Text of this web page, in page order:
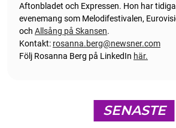
Aftonbladet och Expressen. Hon har
evenemang som Melodifestivalen,
och Allsång på Skansen.
Kontakt: rosanna.berg@newsner.com
Följ Rosanna Berg på LinkedIn här.
SENASTE